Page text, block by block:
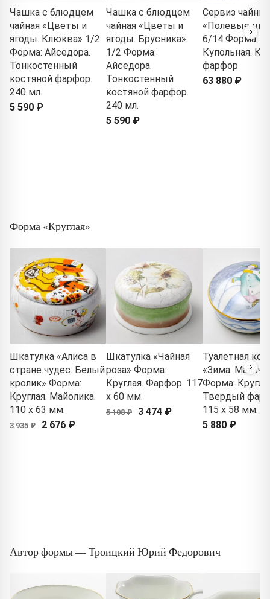
Чашка с блюдцем
чайная «Цветы и
ягоды. Клюква» 1/2
Форма: Айседора.
Тонкостенный
костяной фарфор.
240 мл.
5 590 ₽
Чашка с блюдцем
чайная «Цветы и
ягоды. Брусника»
1/2 Форма:
Айседора.
Тонкостенный
костяной фарфор.
240 мл.
5 590 ₽
Сервиз
«Полевые
6/14 Форма:
Купольная.
фарфор
63 880 ₽
Форма «Круглая»
Шкатулка «Алиса в
стране чудес. Белый
кролик» Форма:
Круглая. Майолика.
110 x 63 мм.
3 935 ₽ 2 676 ₽
Шкатулка «Чайная
роза» Форма:
Круглая. Фарфор. 117
x 60 мм.
5 108 ₽ 3 474 ₽
Туалетная
«Зима.
Форма:
Твердый
115 x 58 мм.
5 880 ₽
Автор формы — Троицкий Юрий Федорович